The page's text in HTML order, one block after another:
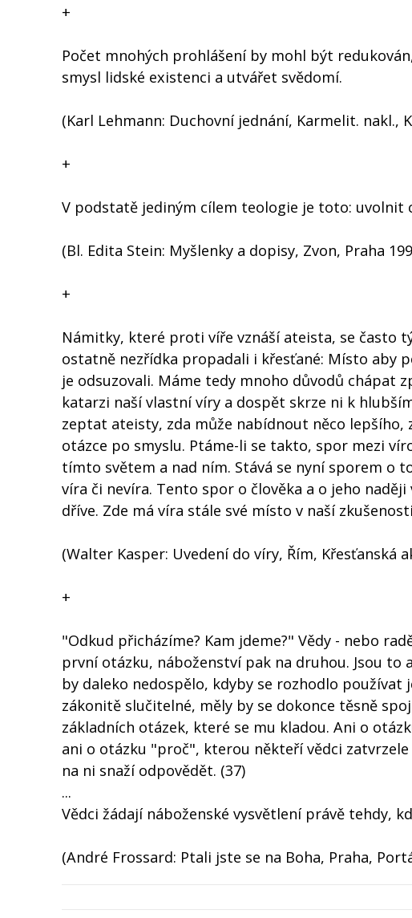
+
Počet mnohých prohlášení by mohl být
smysl lidské existenci a utvářet svědomí.
(Karl Lehmann: Duchovní jednání, Karmelit. nakl.,
+
V podstatě jediným cílem teologie je toto: uvolnit
(Bl. Edita Stein: Myšlenky a dopisy, Zvon, Praha
+
Námitky, které proti víře vznáší ateista, se často
ostatně nezřídka propadali i křesťané: Místo aby
je odsuzovali. Máme tedy mnoho důvodů chápat
katarzi naší vlastní víry a dospět skrze ni k
zeptat ateisty, zda může nabídnout něco lepšího,
otázce po smyslu. Ptáme-li se takto, spor mezi
tímto světem a nad ním. Stává se nyní sporem o
víra či nevíra. Tento spor o člověka a o jeho
dříve. Zde má víra stále své místo v naší
(Walter Kasper: Uvedení do víry, Řím, Křesťanská
+
"Odkud přicházíme? Kam jdeme?" Vědy - nebo
první otázku, náboženství pak na druhou. Jsou
by daleko nedospělo, kdyby se rozhodlo používat
zákonitě slučitelné, měly by se dokonce těsně
základních otázek, které se mu kladou. Ani o
ani o otázku "proč", kterou někteří vědci
na ni snaží odpovědět. (37)
...
Vědci žádají náboženské vysvětlení právě tehdy,
(André Frossard: Ptali jste se na Boha, Praha,